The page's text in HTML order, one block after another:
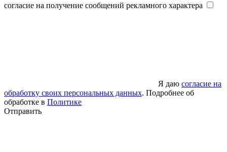
согласие на получение сообщений рекламного характера
Я даю согласие на
обработку своих персональных данных. Подробнее об
обработке в Политике
Отправить